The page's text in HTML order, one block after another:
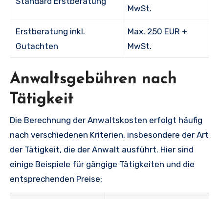
MwSt.
Erstberatung inkl.
Gutachten
Max. 250 EUR +
MwSt.
Anwaltsgebühren nach
Tätigkeit
Die Berechnung der Anwaltskosten erfolgt häufig
nach verschiedenen Kriterien, insbesondere der Art
der Tätigkeit, die der Anwalt ausführt. Hier sind
einige Beispiele für gängige Tätigkeiten und die
entsprechenden Preise: